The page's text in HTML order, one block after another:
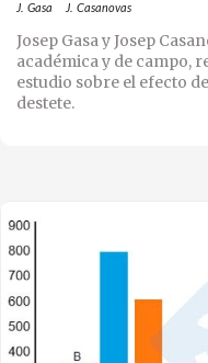
J. Gasa J. Casanovas
Josep Gasa y Josep
académica y de campo,
estudio sobre el efecto
destete.